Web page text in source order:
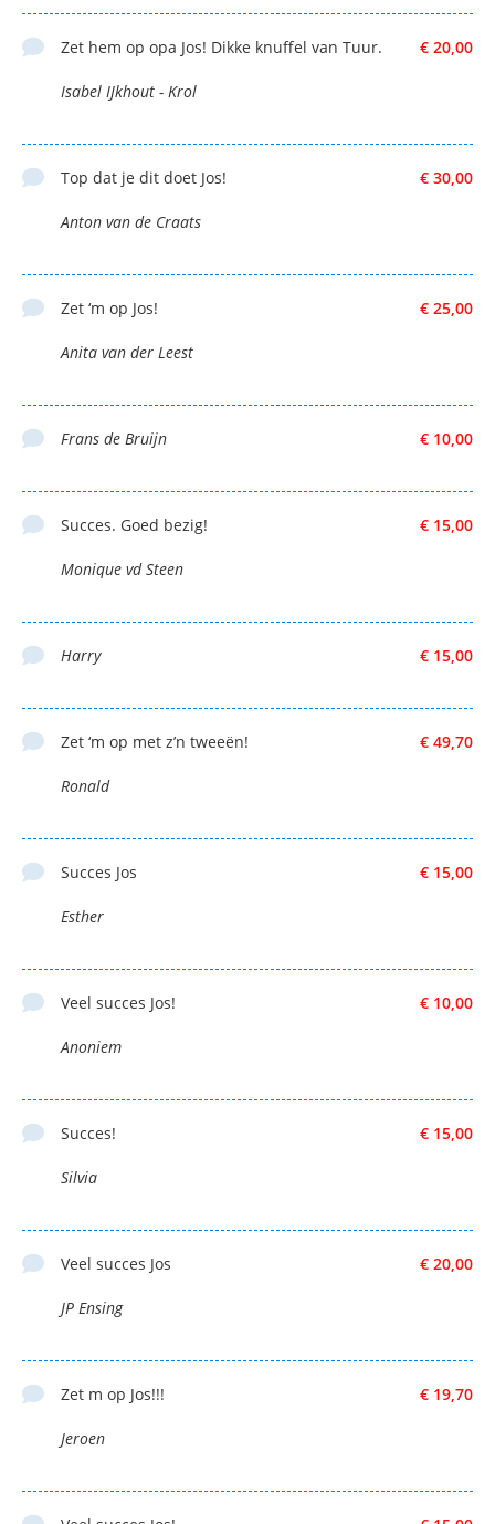
€ 20,00
Zet hem op opa Jos! Dikke knuffel van Tuur.
Isabel IJkhout - Krol
€ 30,00
Top dat je dit doet Jos!
Anton van de Craats
€ 25,00
Zet ‘m op Jos!
Anita van der Leest
€ 10,00
Frans de Bruijn
€ 15,00
Succes. Goed bezig!
Monique vd Steen
€ 15,00
Harry
€ 49,70
Zet ‘m op met z’n tweeën!
Ronald
€ 15,00
Succes Jos
Esther
€ 10,00
Veel succes Jos!
Anoniem
€ 15,00
Succes!
Silvia
€ 20,00
Veel succes Jos
JP Ensing
€ 19,70
Zet m op Jos!!!
Jeroen